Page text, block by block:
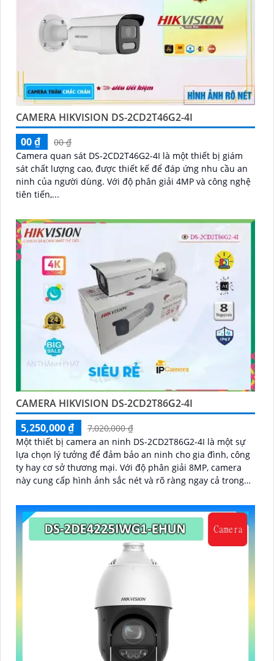
CAMERA HIKVISION DS-2CD2T46G2-4I
00 ₫
00 ₫
Camera quan sát DS-2CD2T46G2-4I là một thiết bị giám
sát chất lượng cao, được thiết kế để đáp ứng nhu cầu an
ninh của người dùng. Với độ phân giải 4MP và công nghệ
tiên tiến,...
CAMERA HIKVISION DS-2CD2T86G2-4I
5,250,000 ₫
7,020,000 ₫
Một thiết bị camera an ninh DS-2CD2T86G2-4I là một sự
lựa chọn lý tưởng để đảm bảo an ninh cho gia đình, công
ty hay cơ sở thương mại. Với độ phân giải 8MP, camera
này cung cấp hình ảnh sắc nét và rõ ràng ngay cả trong